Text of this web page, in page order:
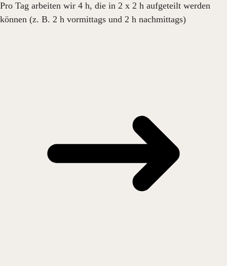
Pro Tag arbeiten wir 4 h, die in 2 x 2 h aufgeteilt werden
können (z. B. 2 h vormittags und 2 h nachmittags)